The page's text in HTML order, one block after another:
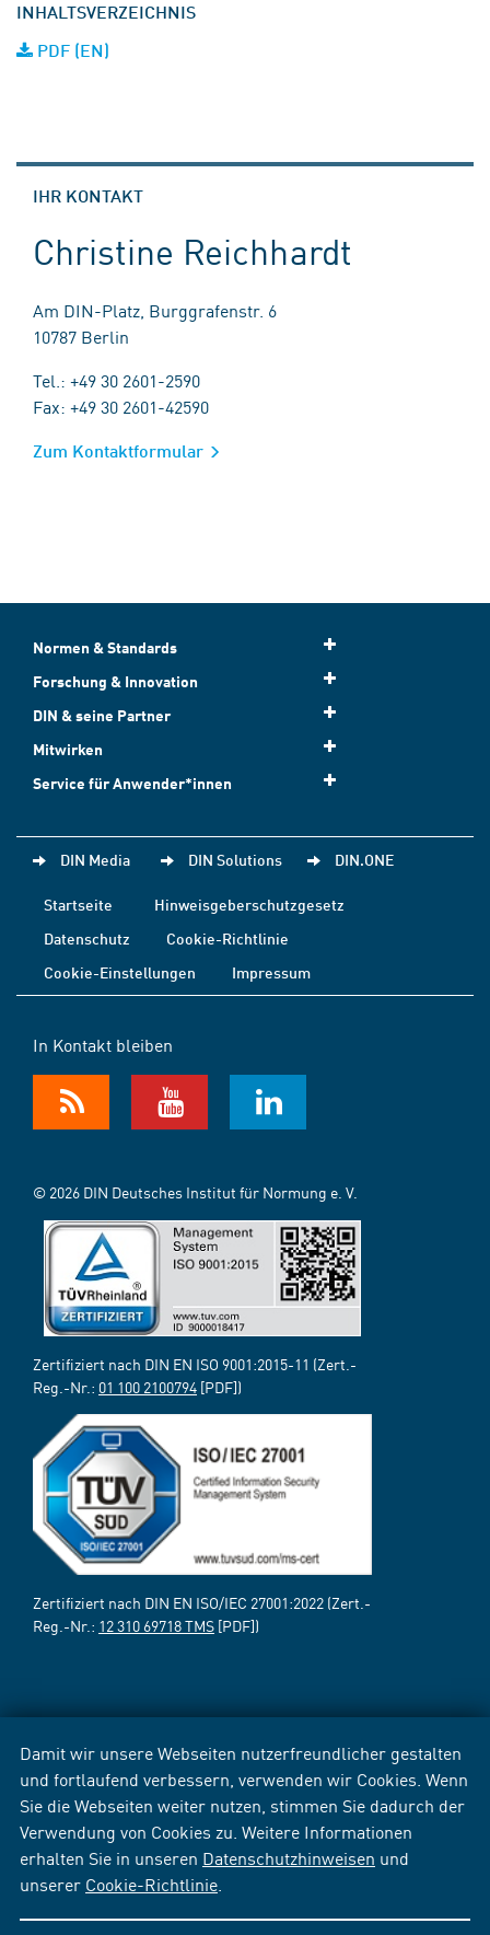
Damit wir unsere Webseiten nutzerfreundlicher gestalten
und fortlaufend verbessern, verwenden wir Cookies. Wenn
Sie die Webseiten weiter nutzen, stimmen Sie dadurch der
Verwendung von Cookies zu. Weitere Informationen
erhalten Sie in unseren Datenschutzhinweisen und
unserer Cookie-Richtlinie
INHALTSVERZEICHNIS
PDF (EN)
IHR KONTAKT
Christine Reichhardt
Am DIN-Platz, Burggrafenstr. 6
10787 Berlin
Tel.: +49 30 2601-2590
Fax: +49 30 2601-42590
Zum Kontaktformular
Normen & Standards
Forschung & Innovation
DIN & seine Partner
Mitwirken
Service für Anwender*innen
DIN Media DIN Solutions DIN.ONE
Startseite
Hinweisgeberschutzgesetz
Datenschutz
Cookie-Richtlinie
Cookie-Einstellungen
Impressum
In Kontakt bleiben
© 2026 DIN Deutsches Institut für Normung e. V.
Zertifiziert nach DIN EN ISO 9001:2015-11 (Zert.-
Reg.-Nr.: 01 100 2100794 [PDF])
Zertifiziert nach DIN EN ISO/IEC 27001:2022 (Zert.-
Reg.-Nr.: 12 310 69718 TMS [PDF])